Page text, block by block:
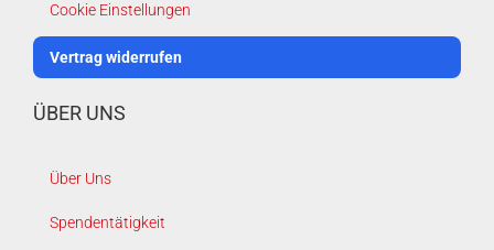
Cookie Einstellungen
Vertrag widerrufen
ÜBER UNS
Über Uns
Spendentätigkeit